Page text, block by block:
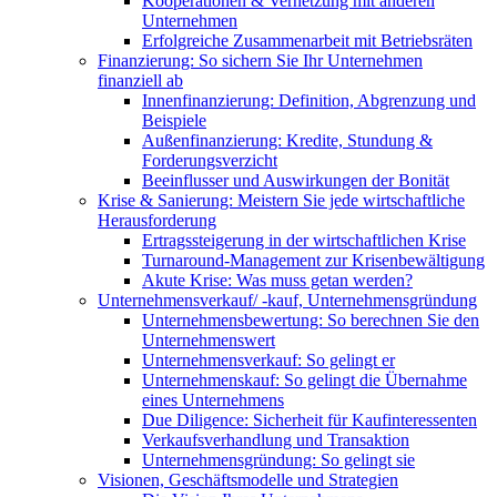
Unternehmen
Erfolgreiche Zusammenarbeit mit Betriebsräten
Finanzierung: So sichern Sie Ihr Unternehmen
finanziell ab
Innenfinanzierung: Definition, Abgrenzung und
Beispiele
Außenfinanzierung: Kredite, Stundung &
Forderungsverzicht
Beeinflusser und Auswirkungen der Bonität
Krise & Sanierung: Meistern Sie jede wirtschaftliche
Herausforderung
Ertragssteigerung in der wirtschaftlichen Krise
Turnaround-Management zur Krisenbewältigung
Akute Krise: Was muss getan werden?
Unternehmensverkauf/ -kauf, Unternehmensgründung
Unternehmensbewertung: So berechnen Sie den
Unternehmenswert
Unternehmensverkauf: So gelingt er
Unternehmenskauf: So gelingt die Übernahme
eines Unternehmens
Due Diligence: Sicherheit für Kaufinteressenten
Verkaufsverhandlung und Transaktion
Unternehmensgründung: So gelingt sie
Visionen, Geschäftsmodelle und Strategien